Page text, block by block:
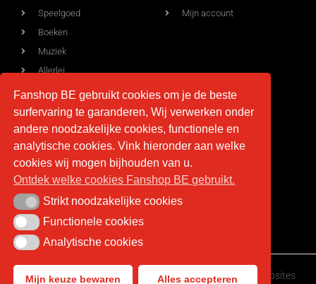
Speelgoed
Boeken
Muziek
Allerlei
Mijn account
Voorwaarden
Levering
Privacy
Retourneren
Algemene voorwaarden
Contact
info@fan-shop.be
BTW BE 0879.850.673
Fan-shop.be © Copyright 2026 | Gemaakt doorHappyWebsites
Fanshop BE gebruikt cookies om je de beste
surfervaring te garanderen, Wij verwerken onder
andere noodzakelijke cookies, functionele en
analytische cookies. Vink hieronder aan welke
cookies wij mogen bijhouden van u.
Ontdek welke cookies Fanshop BE gebruikt.
Strikt noodzakelijke cookies
Strikt noodzakelijke cookies
Functionele cookies
Functionele cookies
Analytische cookies
Analytische cookies
Mijn keuze bewaren Alles accepteren